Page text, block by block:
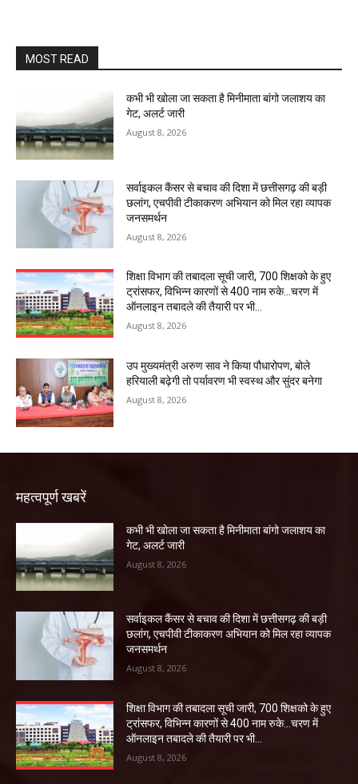
MOST READ
कभी भी खोला जा सकता है मिनीमाता बांगो जलाशय का
गेट, अलर्ट जारी
August 8, 2026
सर्वाइकल कैंसर से बचाव की दिशा में छत्तीसगढ़ की बड़ी
छलांग, एचपीवी टीकाकरण अभियान को मिल रहा व्यापक
जनसमर्थन
August 8, 2026
शिक्षा विभाग की तबादला सूची जारी, 700 शिक्षको के हुए
ट्रांसफर, विभिन्न कारणों से 400 नाम रुके…चरण में
ऑनलाइन तबादले की तैयारी पर भी...
August 8, 2026
उप मुख्यमंत्री अरुण साव ने किया पौधारोपण, बोले
हरियाली बढ़ेगी तो पर्यावरण भी स्वस्थ और सुंदर बनेगा
August 8, 2026
महत्वपूर्ण खबरें
कभी भी खोला जा सकता है मिनीमाता बांगो जलाशय का
गेट, अलर्ट जारी
August 8, 2026
सर्वाइकल कैंसर से बचाव की दिशा में छत्तीसगढ़ की बड़ी
छलांग, एचपीवी टीकाकरण अभियान को मिल रहा व्यापक
जनसमर्थन
August 8, 2026
शिक्षा विभाग की तबादला सूची जारी, 700 शिक्षको के हुए
ट्रांसफर, विभिन्न कारणों से 400 नाम रुके…चरण में
ऑनलाइन तबादले की तैयारी पर भी...
August 8, 2026